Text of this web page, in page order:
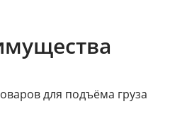
для подъёма груза